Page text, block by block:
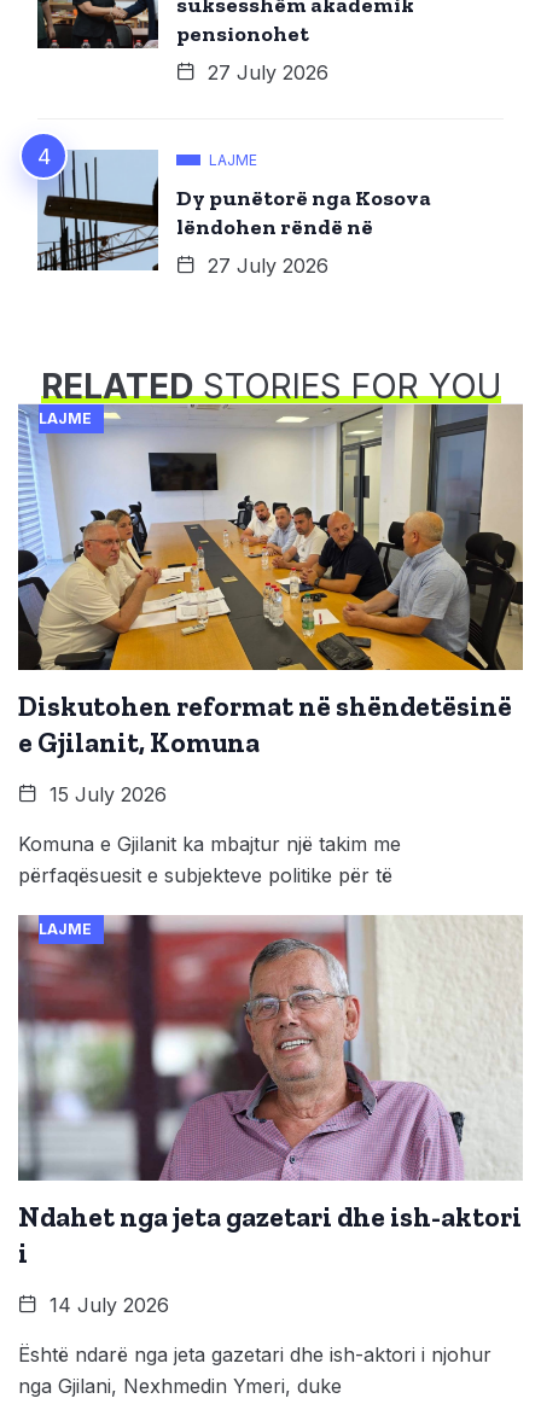
pensionohet
27 July 2026
LAJME
Dy punëtorë nga Kosova
lëndohen rëndë në
27 July 2026
RELATEDSTORIES FOR YOU
LAJME
Diskutohen reformat në shëndetësinë
e Gjilanit, Komuna
15 July 2026
Komuna e Gjilanit ka mbajtur një takim me
përfaqësuesit e subjekteve politike për të
LAJME
Ndahet nga jeta gazetari dhe ish-aktori
i
14 July 2026
Është ndarë nga jeta gazetari dhe ish-aktori i njohur
nga Gjilani, Nexhmedin Ymeri, duke